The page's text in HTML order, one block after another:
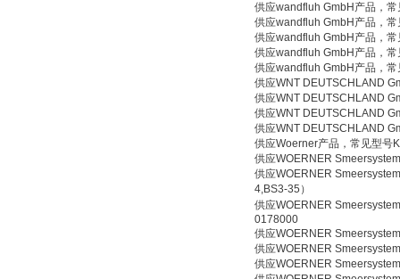
供应wandfluh GmbH产品，
供应wandfluh GmbH产品，
供应wandfluh GmbH产品，
供应wandfluh GmbH产品，
供应wandfluh GmbH产品，
供应WNT DEUTSCHLAND
供应WNT DEUTSCHLAND
供应WNT DEUTSCHLAND
供应WNT DEUTSCHLAND
供应Woerner产品，常见型号
供应WOERNER
供应WOERNER
4,BS3-35）
供应WOERNER
0178000
供应WOERNER
供应WOERNER
供应WOERNER